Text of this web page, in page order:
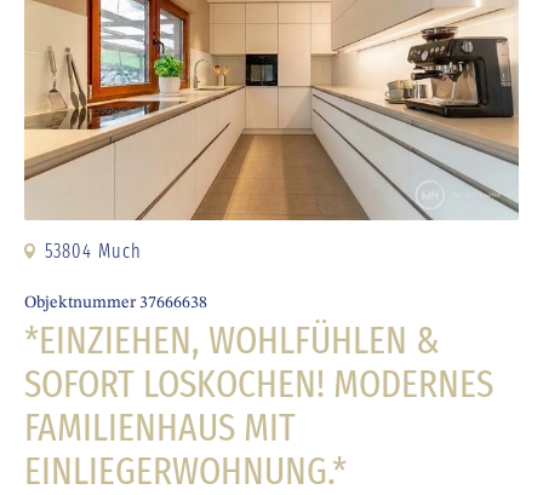
53804 Much
Objektnummer 37666638
*EINZIEHEN, WOHLFÜHLEN &
SOFORT LOSKOCHEN! MODERNES
FAMILIENHAUS MIT
EINLIEGERWOHNUNG.*